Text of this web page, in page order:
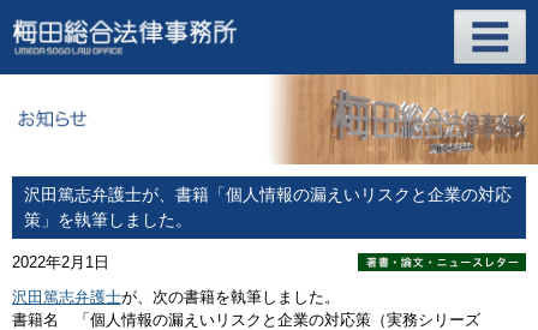
沢田篤志弁護士が、書籍「個人情報の漏えいリスクと企業の対応
策」を執筆しました。
2022年2月1日
沢田篤志弁護士が、次の書籍を執筆しました。
書籍名 「個人情報の漏えいリスクと企業の対応策（実務シリーズ